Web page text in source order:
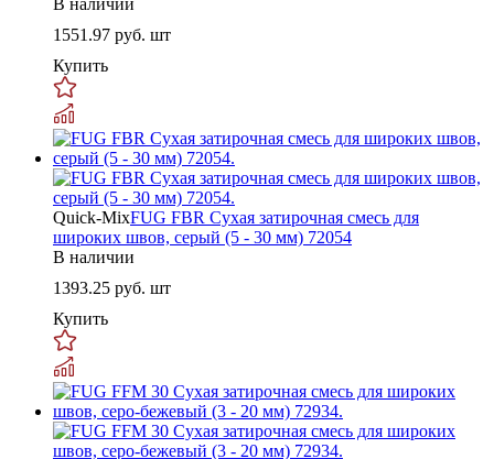
1551.97 руб. шт
Купить
Quick-MixFUG FBR Сухая затирочная смесь для
широких швов, серый (5 - 30 мм) 72054
В наличии
1393.25 руб. шт
Купить